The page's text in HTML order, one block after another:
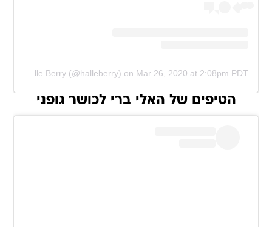
on Mar 26, 2020 at 2:08pm PDT
הטיפים של האלי ברי לכושר גופני